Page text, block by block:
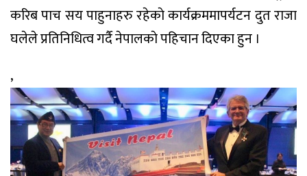
करिब पाच सय पाहुनाहरु रहेकाे कार्यक्रममापर्यटन दुत राजा
घलेले प्रतिनिधित्व गर्दै नेपालकाे पहिचान दिएका हुन ।
‚